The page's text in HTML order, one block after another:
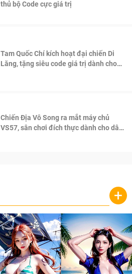
thủ bộ Code cực giá trị
Tam Quốc Chí kích hoạt đại chiến Di
Lăng, tặng siêu code giá trị dành cho
Chiến Địa Vô Song ra mắt máy chủ
VS57, sân chơi đích thực dành cho dân
+